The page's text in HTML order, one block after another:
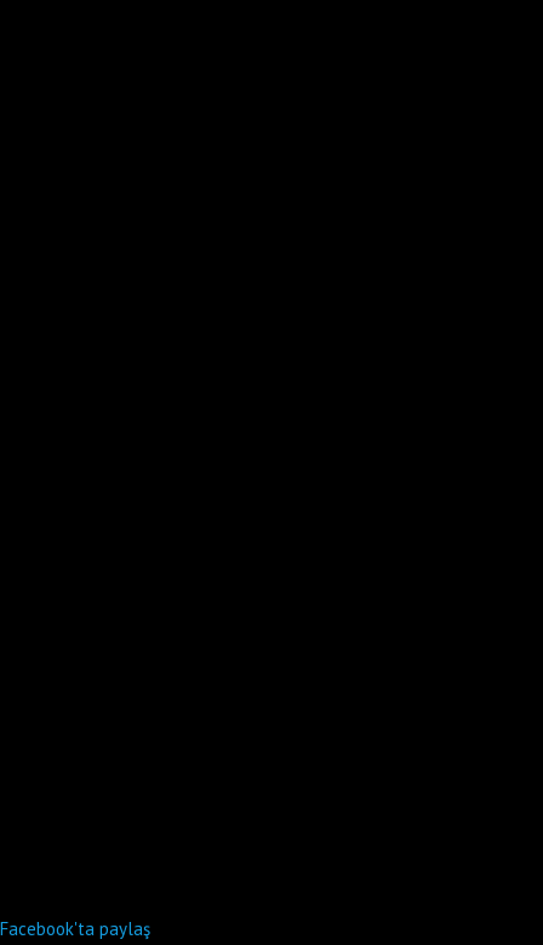
Facebook'ta paylaş